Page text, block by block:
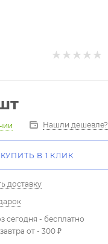
Нашли дешевле?
КУПИТЬ В 1 КЛИК
доставку
сегодня - бесплатно
от - 300 ₽